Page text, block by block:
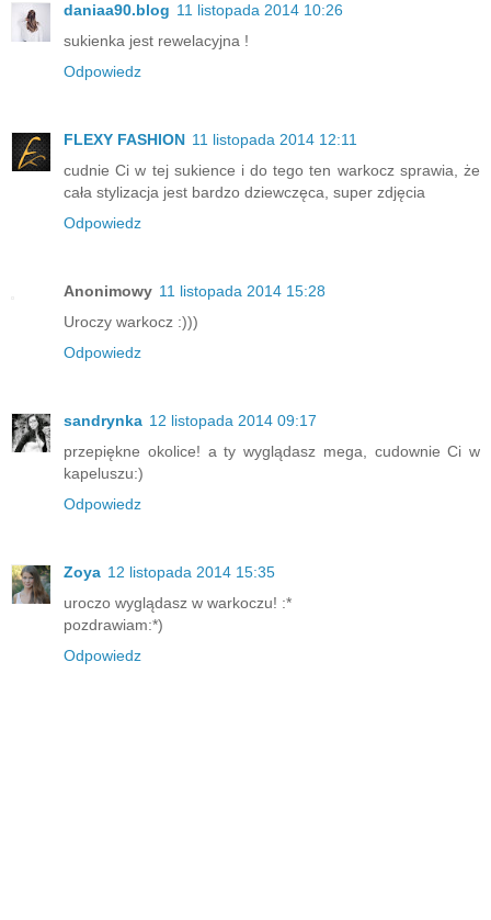
daniaa90.blog 11 listopada 2014 10:26
sukienka jest rewelacyjna !
Odpowiedz
FLEXY FASHION 11 listopada 2014 12:11
cudnie Ci w tej sukience i do tego ten warkocz sprawia, że
cała stylizacja jest bardzo dziewczęca, super zdjęcia
Odpowiedz
Anonimowy 11 listopada 2014 15:28
Uroczy warkocz :)))
Odpowiedz
sandrynka 12 listopada 2014 09:17
przepiękne okolice! a ty wyglądasz mega, cudownie Ci w
kapeluszu:)
Odpowiedz
Zoya 12 listopada 2014 15:35
uroczo wyglądasz w warkoczu! :*
pozdrawiam:*)
Odpowiedz